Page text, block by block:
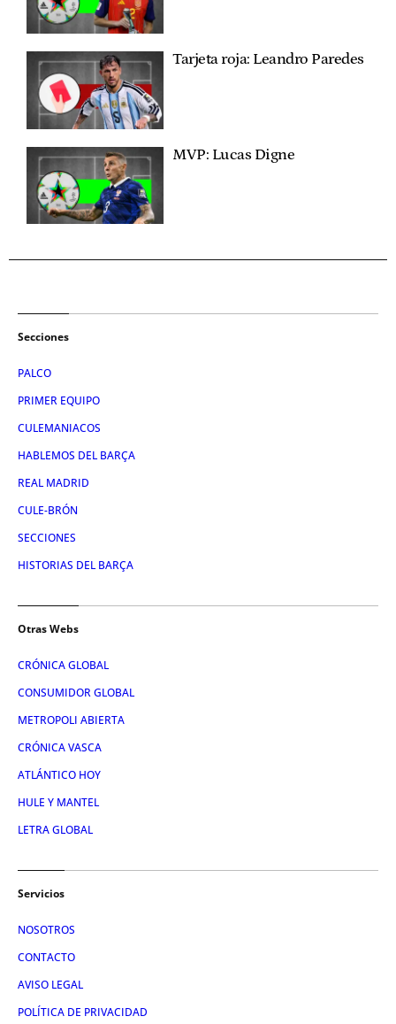
Tarjeta roja: Leandro Paredes
MVP: Lucas Digne
Secciones
PALCO
PRIMER EQUIPO
CULEMANIACOS
HABLEMOS DEL BARÇA
REAL MADRID
CULE-BRÓN
SECCIONES
HISTORIAS DEL BARÇA
Otras Webs
CRÓNICA GLOBAL
CONSUMIDOR GLOBAL
METROPOLI ABIERTA
CRÓNICA VASCA
ATLÁNTICO HOY
HULE Y MANTEL
LETRA GLOBAL
Servicios
NOSOTROS
CONTACTO
AVISO LEGAL
POLÍTICA DE PRIVACIDAD